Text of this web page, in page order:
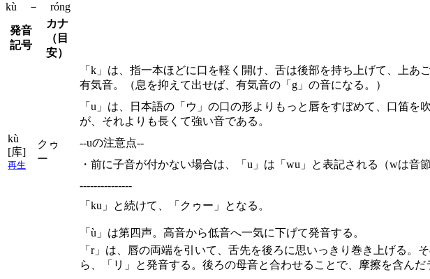
kù － róng
発音
記号
カナ
（目
安）
kù
[库]
再生
クゥ
ー
「k」は、指一本ほどに口を軽く開け、舌は後部を持ち上げて、上
有気音。（息を抑えて出せば、有気音の「g」の音になる。）
「u」は、日本語の「ウ」の口の形よりもっと唇をすぼめて、口笛
が、それよりも長くて強い音である。
--uの注意点--
・前に子音が付かない場合は、「u」は「wu」と表記される（wは音
---------------
「ku」と続けて、「クゥー」となる。
「ù」は第四声。高音から低音へ一気に下げて発音する。
「r」は、唇の両端を引いて、舌先を後ろに思いっきり巻き上げる
ら、「リ」と発音する。後ろの母音と合わせることで、摩擦を含んだ